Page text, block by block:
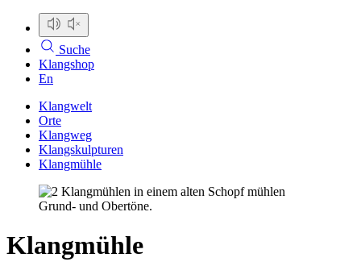
Suche
Klangshop
En
Klangwelt
Orte
Klangweg
Klangskulpturen
Klangmühle
Klangmühle